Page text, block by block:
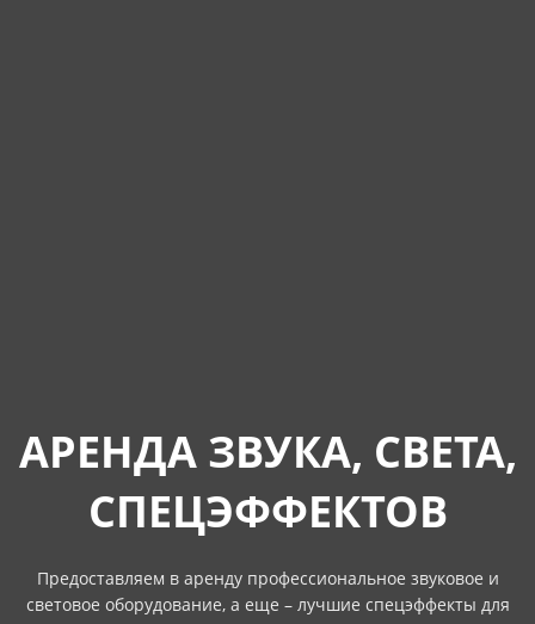
АРЕНДА ЗВУКА, СВЕТА,
СПЕЦЭФФЕКТОВ
Предоставляем в аренду профессиональное звуковое и
световое оборудование, а еще – лучшие спецэффекты для